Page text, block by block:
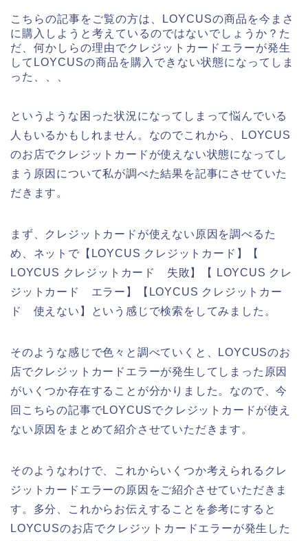
こちらの記事をご覧の方は、LOYCUSの商品を今まさ
に購入しようと考えているのではないでしょうか？た
だ、何かしらの理由でクレジットカードエラーが発生
してLOYCUSの商品を購入できない状態になってしま
った、、、
というような困った状況になってしまって悩んでいる
人もいるかもしれません。なのでこれから、LOYCUS
のお店でクレジットカードが使えない状態になってし
まう原因について私が調べた結果を記事にさせていた
だきます。
まず、クレジットカードが使えない原因を調べるた
め、ネットで【LOYCUS クレジットカード】【
LOYCUS クレジットカード 失敗】【 LOYCUS クレ
ジットカード エラー】【LOYCUS クレジットカー
ド 使えない】という感じで検索をしてみました。
そのような感じで色々と調べていくと、LOYCUSのお
店でクレジットカードエラーが発生してしまった原因
がいくつか存在することが分かりました。なので、今
回こちらの記事でLOYCUSでクレジットカードが使え
ない原因をまとめて紹介させていただきます。
そのようなわけで、これからいくつか考えられるクレ
ジットカードエラーの原因をご紹介させていただきま
す。多分、これからお伝えすることを参考にすると
LOYCUSのお店でクレジットカードエラーが発生した